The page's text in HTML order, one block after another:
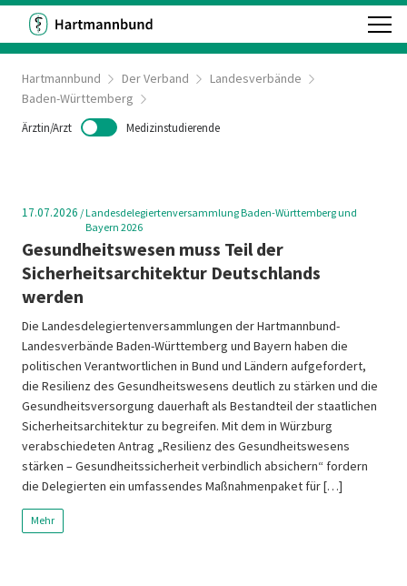
Hartmannbund Der Verband
Landesverbände
Baden-Württemberg
Ärztin/Arzt Medizinstudierende
17.07.2026 /Landesdelegiertenversammlung Baden-Württemberg und
Bayern 2026
Gesundheitswesen muss Teil der
Sicherheitsarchitektur Deutschlands
werden
Die Landesdelegiertenversammlungen der Hartmannbund-
Landesverbände Baden-Württemberg und Bayern haben die
politischen Verantwortlichen in Bund und Ländern aufgefordert,
die Resilienz des Gesundheitswesens deutlich zu stärken und die
Gesundheitsversorgung dauerhaft als Bestandteil der staatlichen
Sicherheitsarchitektur zu begreifen. Mit dem in Würzburg
verabschiedeten Antrag „Resilienz des Gesundheitswesens
stärken – Gesundheitssicherheit verbindlich absichern“ fordern
die Delegierten ein umfassendes Maßnahmenpaket für […]
Mehr